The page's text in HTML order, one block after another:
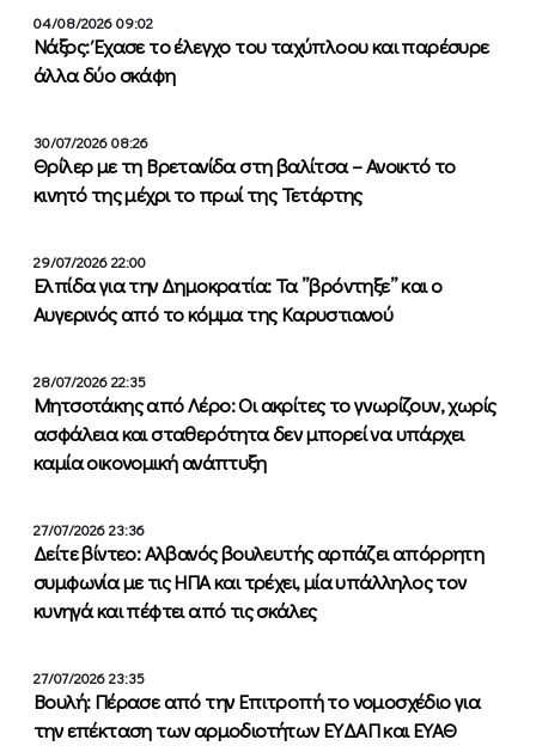
04/08/2026 09:02
Νάξος: Έχασε το έλεγχο του ταχύπλοου και παρέσυρε
άλλα δύο σκάφη
30/07/2026 08:26
Θρίλερ με τη Βρετανίδα στη βαλίτσα – Ανοικτό το
κινητό της μέχρι το πρωί της Τετάρτης
29/07/2026 22:00
Ελπίδα για την Δημοκρατία: Τα ”βρόντηξε” και ο
Αυγερινός από το κόμμα της Καρυστιανού
28/07/2026 22:35
Μητσοτάκης από Λέρο: Οι ακρίτες το γνωρίζουν, χωρίς
ασφάλεια και σταθερότητα δεν μπορεί να υπάρχει
καμία οικονομική ανάπτυξη
27/07/2026 23:36
Δείτε βίντεο: Αλβανός βουλευτής αρπάζει απόρρητη
συμφωνία με τις ΗΠΑ και τρέχει, μία υπάλληλος τον
κυνηγά και πέφτει από τις σκάλες
27/07/2026 23:35
Βουλή: Πέρασε από την Επιτροπή το νομοσχέδιο για
την επέκταση των αρμοδιοτήτων ΕΥΔΑΠ και ΕΥΑΘ